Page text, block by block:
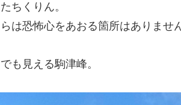
ちくりん。
は恐怖心をあおる箇所はありません
も見える駒津峰。